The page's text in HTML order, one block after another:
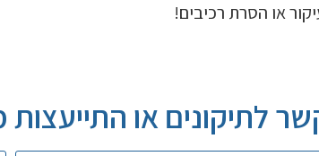
או הסרת רכיבים!
לתיקונים או